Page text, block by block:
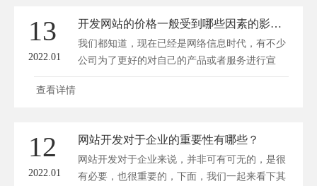
13
2022.01
开发网站的价格一般受到哪些因素的影响？
我们都知道，现在已经是网络信息时代，有不少
公司为了更好的对自己的产品或者服务进行宣
传...
查看详情
12
2022.01
网站开发对于企业的重要性有哪些？
网站开发对于企业来说，并非可有可无的，是很
有必要，也很重要的，下面，我们一起来看下其